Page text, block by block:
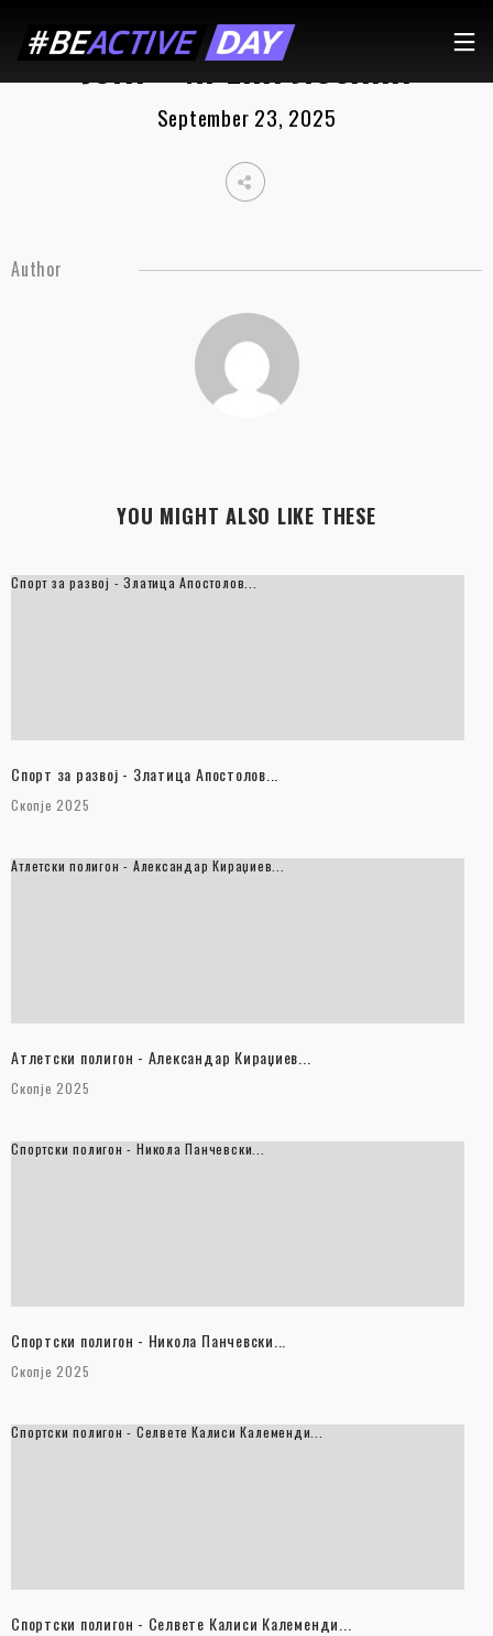
ЈОГА – ИРЕНА ЛОЗАНА
September 23, 2025
Author
YOU MIGHT ALSO LIKE THESE
Спорт за развој - Златица Апостолов...
Спорт за развој - Златица Апостолов...
Скопје 2025
Атлетски полигон - Александар Кираџиев...
Атлетски полигон - Александар Кираџиев...
Скопје 2025
Спортски полигон - Никола Панчевски...
Спортски полигон - Никола Панчевски...
Скопје 2025
Спортски полигон - Селвете Калиси Калеменди...
Спортски полигон - Селвете Калиси Калеменди...